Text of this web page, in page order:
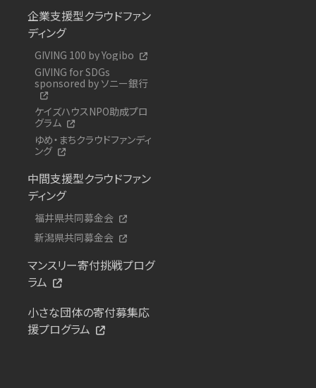
企業支援型クラウドファン
ディング
GIVING 100 by Yogibo
GIVING for SDGs
sponsored by ソニー銀行
ケイズハウスNPO助成プロ
グラム
ゆめ・まちクラウドファンディ
ング
中間支援型クラウドファン
ディング
福井県共同募金会
新潟県共同募金会
マンスリー寄付挑戦プログ
ラム
小さな団体の寄付募集応
援プログラム